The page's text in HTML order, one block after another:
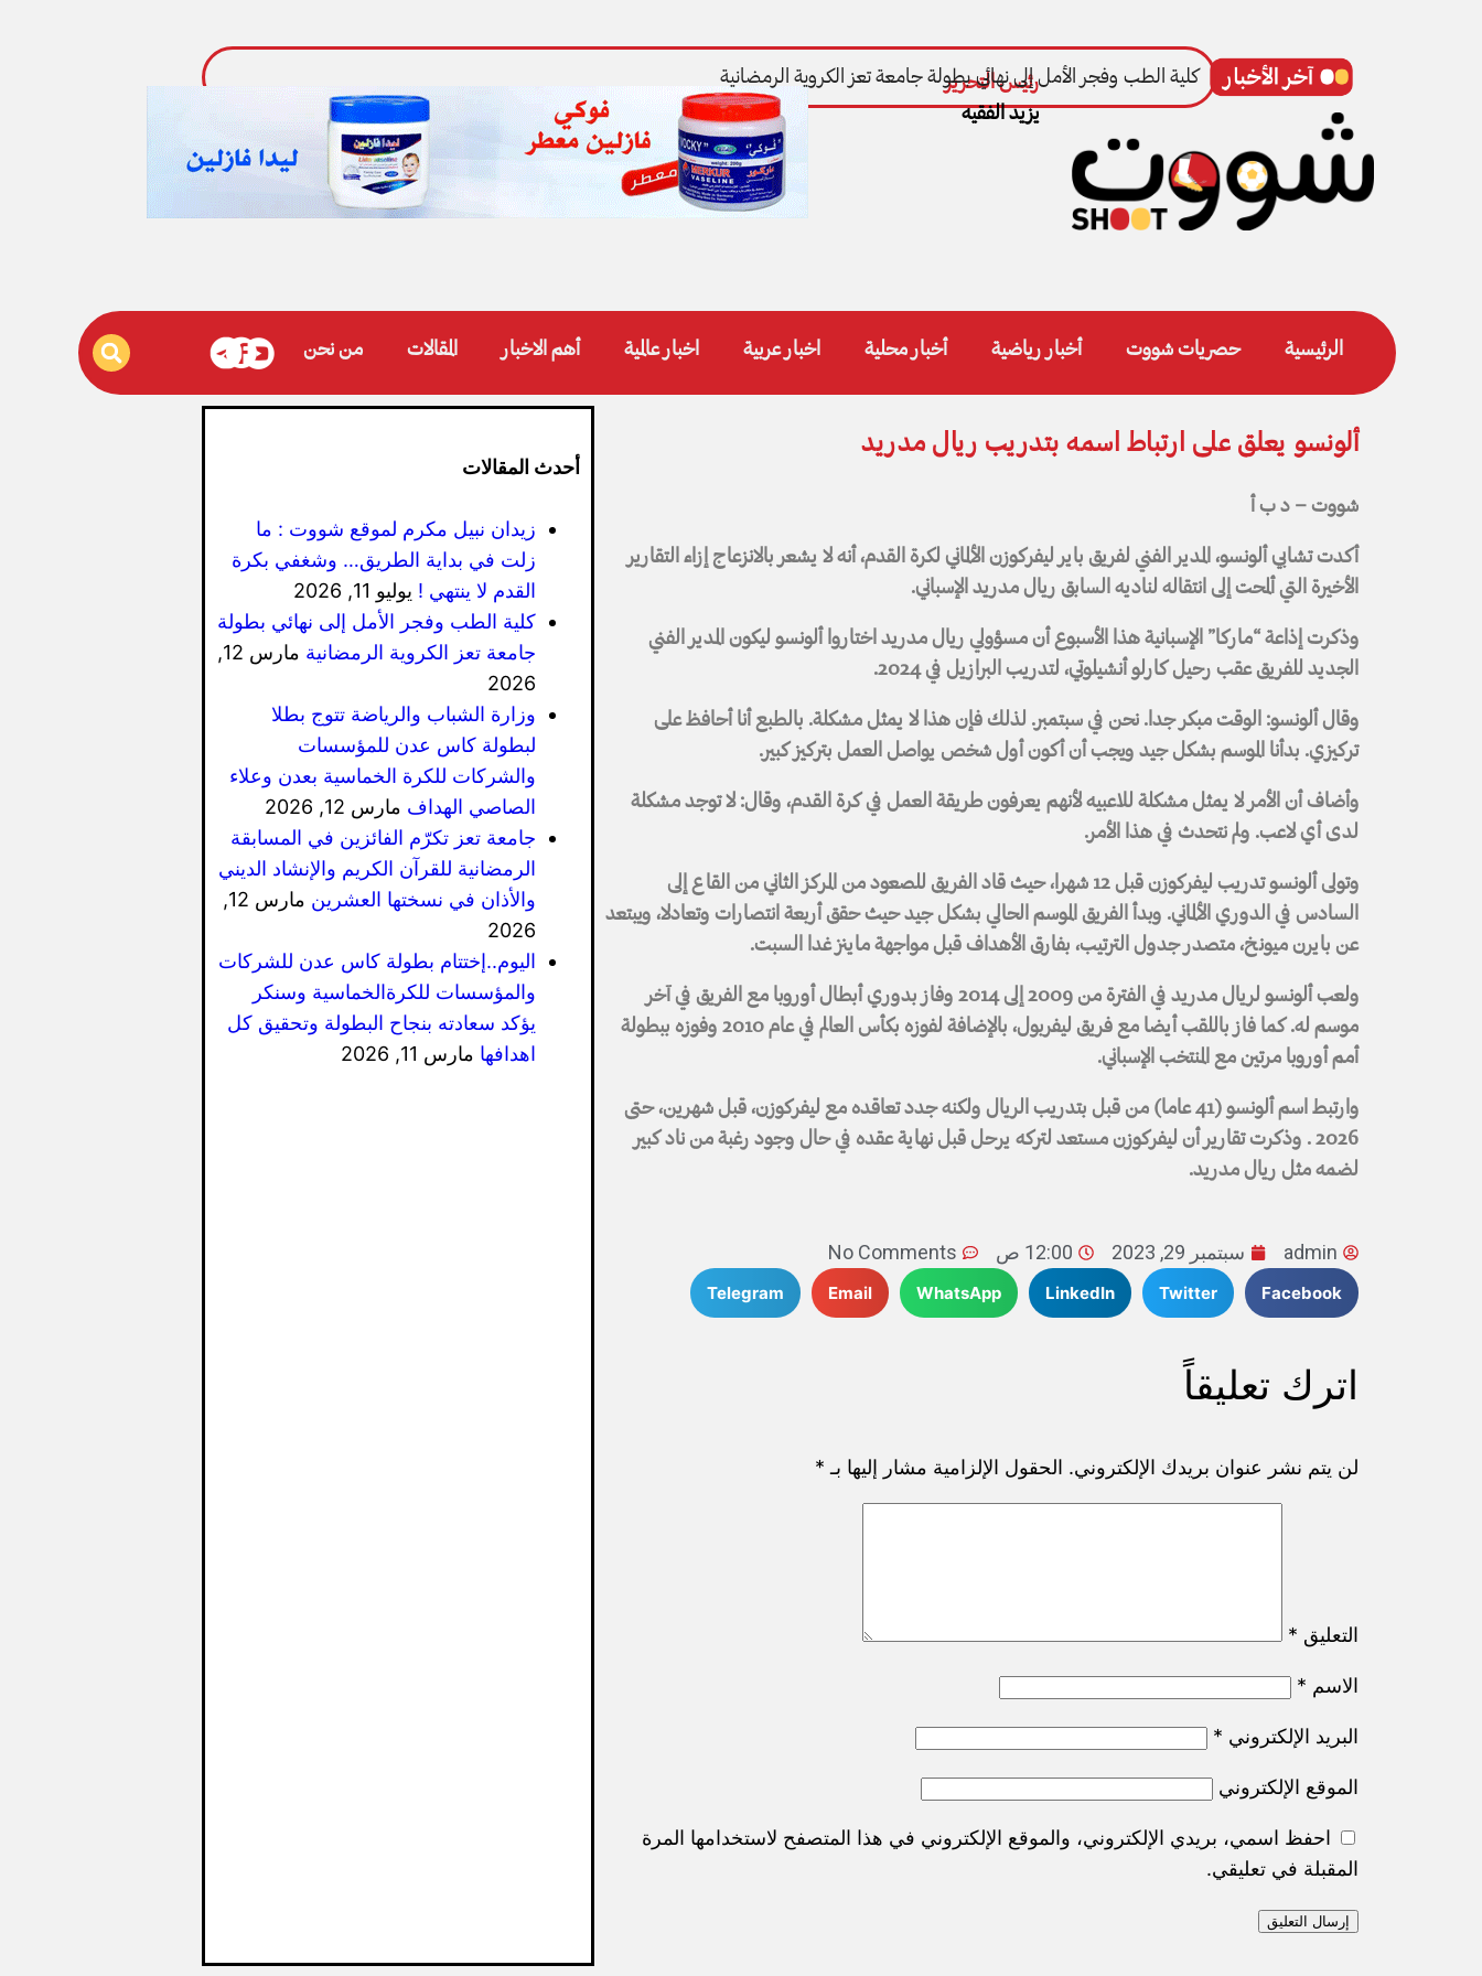
كلية الطب وفجر الأمل إلى نهائي بطولة جامعة تعز الكروية الرمضانية
رئيس التحرير
يزيد الفقيه
الرئيسية حصريات شووت أخبار رياضية أخبار محلية اخبار عربية اخبار عالمية أهم الاخبار المقالات من نحن
ألونسو يعلق على ارتباط اسمه بتدريب ريال مدريد
شووت – د ب أ
أكدت تشابي ألونسو، المدير الفني لفريق باير ليفركوزن الألماني لكرة القدم، أنه لا يشعر بالانزعاج إزاء التقارير
الأخيرة التي ألمحت إلى انتقاله لناديه السابق ريال مدريد الإسباني.
وذكرت إذاعة “ماركا” الإسبانية هذا الأسبوع أن مسؤولي ريال مدريد اختاروا ألونسو ليكون المدير الفني
الجديد للفريق عقب رحيل كارلو أنشيلوتي، لتدريب البرازيل في 2024.
وقال ألونسو: الوقت مبكر جدا. نحن في سبتمبر. لذلك فإن هذا لا يمثل مشكلة. بالطبع أنا أحافظ على
تركيزي. بدأنا الموسم بشكل جيد ويجب أن أكون أول شخص يواصل العمل بتركيز كبير.
وأضاف أن الأمر لا يمثل مشكلة للاعبيه لأنهم يعرفون طريقة العمل في كرة القدم، وقال: لا توجد مشكلة
لدى أي لاعب. ولم نتحدث في هذا الأمر.
وتولى ألونسو تدريب ليفركوزن قبل 12 شهرا، حيث قاد الفريق للصعود من المركز الثاني من القاع إلى
السادس في الدوري الألماني. وبدأ الفريق الموسم الحالي بشكل جيد حيث حقق أربعة انتصارات وتعادلا، ويبتعد
عن بايرن ميونخ، متصدر جدول الترتيب، بفارق الأهداف قبل مواجهة ماينز غدا السبت.
ولعب ألونسو لريال مدريد في الفترة من 2009 إلى 2014 وفاز بدوري أبطال أوروبا مع الفريق في آخر
موسم له. كما فاز باللقب أيضا مع فريق ليفربول، بالإضافة لفوزه بكأس العالم في عام 2010 وفوزه ببطولة
أمم أوروبا مرتين مع المنتخب الإسباني.
وارتبط اسم ألونسو (41 عاما) من قبل بتدريب الريال ولكنه جدد تعاقده مع ليفركوزن، قبل شهرين، حتى
2026 . وذكرت تقارير أن ليفركوزن مستعد لتركه يرحل قبل نهاية عقده في حال وجود رغبة من ناد كبير
لضمه مثل ريال مدريد.
admin سبتمبر 29, 2023 12:00 ص No Comments
Facebook
Twitter
LinkedIn
WhatsApp
Email
Telegram
اترك تعليقاً
لن يتم نشر عنوان بريدك الإلكتروني. الحقول الإلزامية مشار إليها بـ *
التعليق *
الاسم *
البريد الإلكتروني *
الموقع الإلكتروني
احفظ اسمي، بريدي الإلكتروني، والموقع الإلكتروني في هذا المتصفح لاستخدامها المرة
المقبلة في تعليقي.
أحدث المقالات
زيدان نبيل مكرم لموقع شووت : ما
زلت في بداية الطريق… وشغفي بكرة
القدم لا ينتهي ! يوليو 11, 2026
كلية الطب وفجر الأمل إلى نهائي بطولة
جامعة تعز الكروية الرمضانية
مارس 12,
2026
وزارة الشباب والرياضة تتوج بطلا
لبطولة كاس عدن للمؤسسات
والشركات للكرة الخماسية بعدن وعلاء
الصاصي الهداف مارس 12, 2026
جامعة تعز تكرّم الفائزين في المسابقة
الرمضانية للقرآن الكريم والإنشاد الديني
والأذان في نسختها العشرين
مارس 12,
2026
اليوم..إختتام بطولة كاس عدن للشركات
والمؤسسات للكرةالخماسية وسنكر
يؤكد سعادته بنجاح البطولة وتحقيق كل
اهدافها مارس 11, 2026